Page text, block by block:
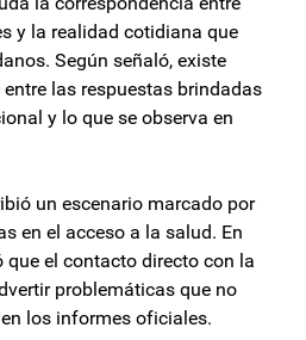
y la realidad cotidiana que
Según señaló, existe
las respuestas brindadas
y lo que se observa en
un escenario marcado por
en el acceso a la salud. En
que el contacto directo con la
problemáticas que no
los informes oficiales.